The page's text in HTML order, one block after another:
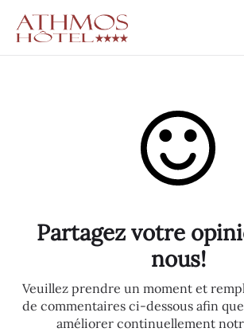
Partagez votre
nous!
Veuillez prendre un moment et
de commentaires ci-dessous afin
améliorer continuellement